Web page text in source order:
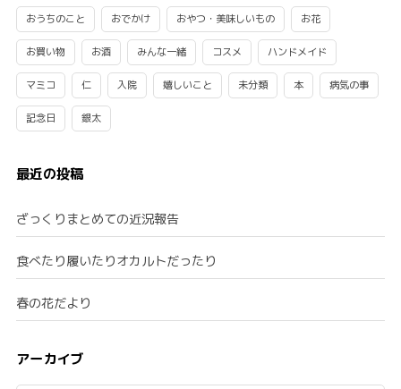
おうちのこと おでかけ おやつ・美味しいもの お花
お買い物 お酒 みんな一緒 コスメ ハンドメイド
マミコ 仁 入院 嬉しいこと 未分類 本 病気の事
記念日 銀太
最近の投稿
ざっくりまとめての近況報告
食べたり履いたりオカルトだったり
春の花だより
アーカイブ